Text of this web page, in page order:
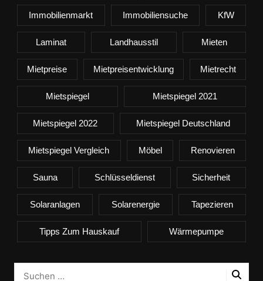
Immobilienmarkt Immobiliensuche KfW
Laminat Landhausstil Mieten
Mietpreise Mietpreisentwicklung Mietrecht
Mietspiegel Mietspiegel 2021
Mietspiegel 2022 Mietspiegel Deutschland
Mietspiegel Vergleich Möbel Renovieren
Sauna Schlüsseldienst Sicherheit
Solaranlagen Solarenergie Tapezieren
Tipps Zum Hauskauf Wärmepumpe